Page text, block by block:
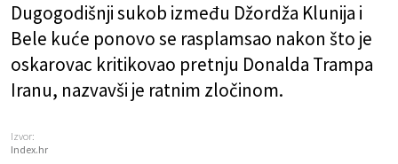
Dugogodišnji sukob između Džordža Klunija i
Bele kuće ponovo se rasplamsao nakon što je
oskarovac kritikovao pretnju Donalda Trampa
Iranu, nazvavši je ratnim zločinom.
Izvor:
Index.hr